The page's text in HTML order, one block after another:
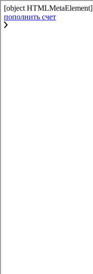
[object HTMLMetaElement]
пополнить счет